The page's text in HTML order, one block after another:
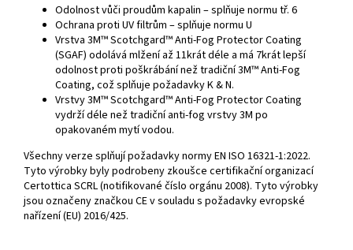
Odolnost vůči proudům kapalin – splňuje normu tř. 6
Ochrana proti UV filtrům – splňuje normu U
Vrstva 3M™ Scotchgard™ Anti-Fog Protector Coating
(SGAF) odolává mlžení až 11krát déle a má 7krát lepší
odolnost proti poškrábání než tradiční 3M™ Anti-Fog
Coating, což splňuje požadavky K & N.
Vrstvy 3M™ Scotchgard™ Anti-Fog Protector Coating
vydrží déle než tradiční anti-fog vrstvy 3M po
opakovaném mytí vodou.
Všechny verze splňují požadavky normy EN ISO 16321-1:2022.
Tyto výrobky byly podrobeny zkoušce certifikační organizací
Certottica SCRL (notifikované číslo orgánu 2008). Tyto výrobky
jsou označeny značkou CE v souladu s požadavky evropské
nařízení (EU) 2016/425.